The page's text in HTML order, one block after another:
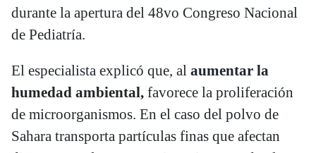
durante la apertura del 48vo Congreso Nacional
de Pediatría.
El especialista explicó que, al aumentar la
humedad ambiental, favorece la proliferación
de microorganismos. En el caso del polvo de
Sahara transporta partículas finas que afectan